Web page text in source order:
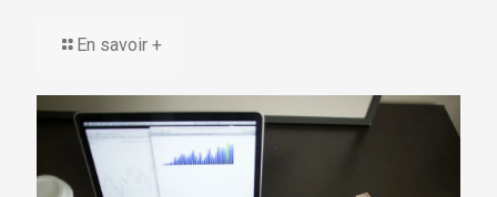
En savoir +